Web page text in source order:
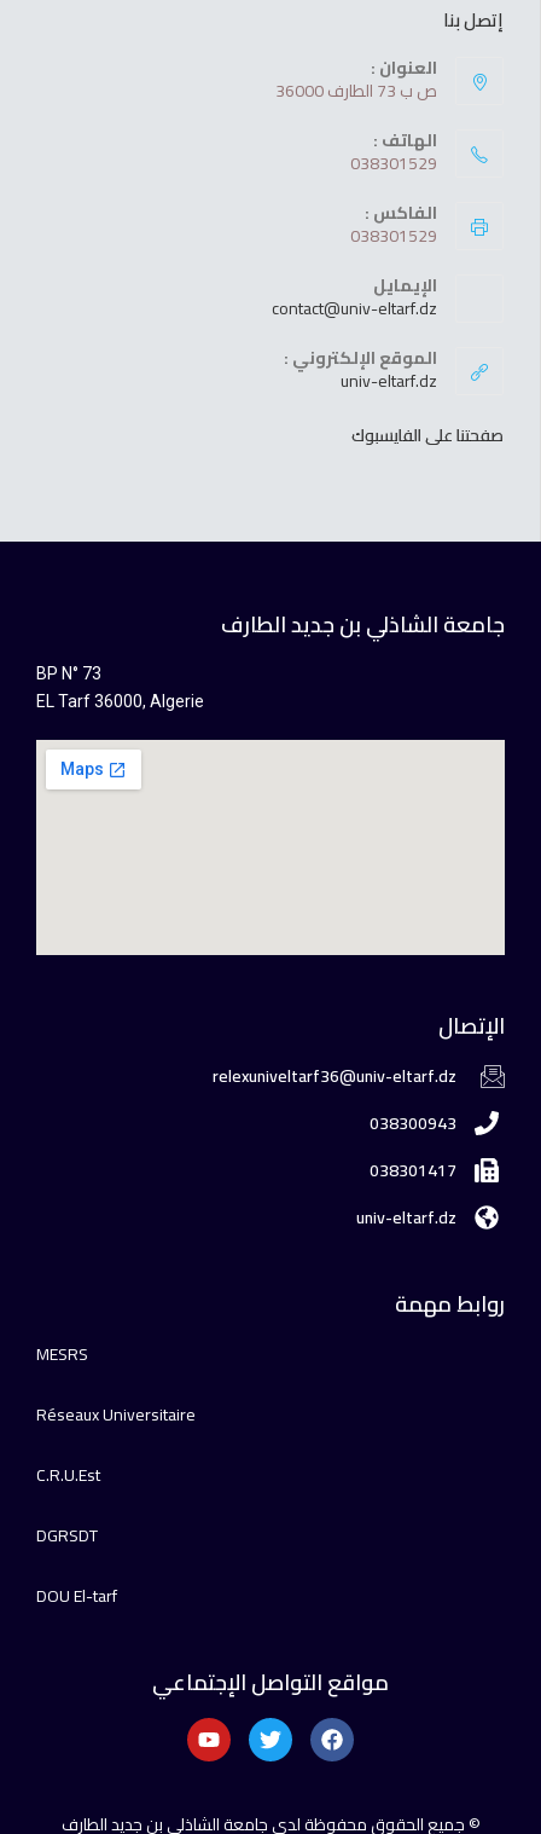
إتصل بنا
العنوان :
ص ب 73 الطارف 36000
الهاتف :
038301529
الفاكس :
038301529
الإيمايل
contact@univ-eltarf.dz
الموقع الإلكتروني :
univ-eltarf.dz
صفحتنا على الفايسبوك
جامعة الشاذلي بن جديد الطارف
BP N° 73
EL Tarf 36000, Algerie
الإتصال
relexuniveltarf36@univ-eltarf.dz
038300943
038301417
univ-eltarf.dz
روابط مهمة
MESRS
Réseaux Universitaire
C.R.U.Est
DGRSDT
DOU El-tarf
مواقع التواصل الإجتماعي
© جميع الحقوق محفوظة لدى جامعة الشاذلي بن جديد الطارف